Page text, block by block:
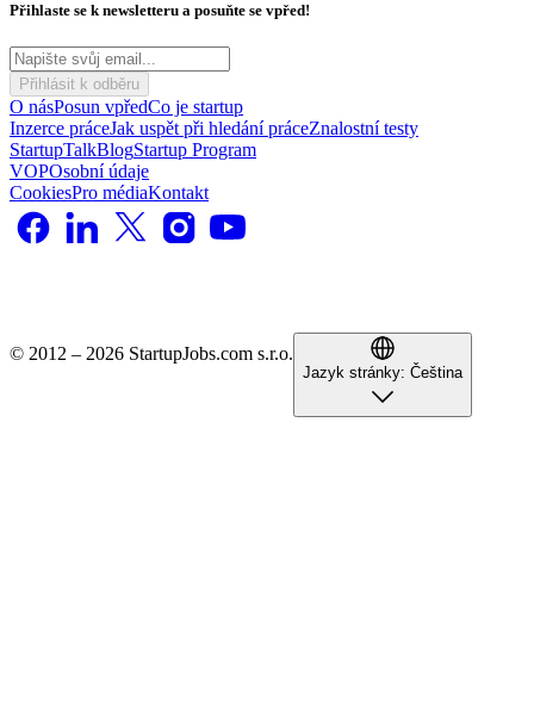
Přihlaste se k newsletteru a posuňte se vpřed!
Přihlásit k odběru
O násPosun vpředCo je startup
Inzerce práceJak uspět při hledání práceZnalostní testy
StartupTalkBlogStartup Program
VOPOsobní údaje
CookiesPro médiaKontakt
© 2012 – 2026 StartupJobs.com s.r.o.
Jazyk stránky: Čeština